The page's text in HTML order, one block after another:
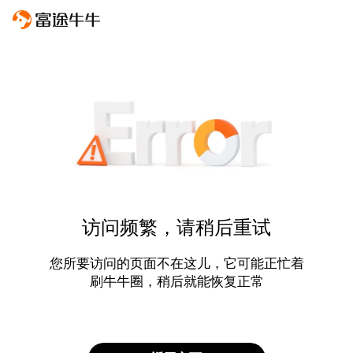
访问频繁，请稍后重试
您所要访问的页面不在这儿，它可能正忙着
刷牛牛圈，稍后就能恢复正常